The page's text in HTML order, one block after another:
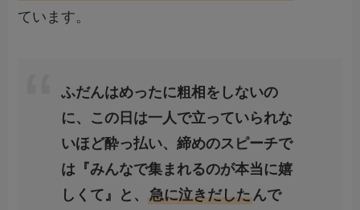
ています。
ふだんはめったに粗相をしないの
に、この日は一人で立っていられな
いほど酔っ払い、締めのスピーチで
は『みんなで集まれるのが本当に嬉
しくて』と、急に泣きだしたんで